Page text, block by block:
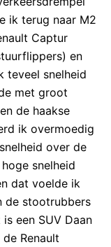
ik terug naar M2
Captur
en
teveel snelheid
met groot
de haakse
ik overmoedig
over de
snelheid
dat voelde ik
de stootrubbers
een SUV Daan
Renault